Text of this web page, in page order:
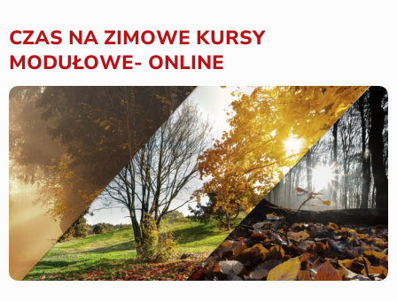
CZAS NA ZIMOWE KURSY
MODUŁOWE- ONLINE